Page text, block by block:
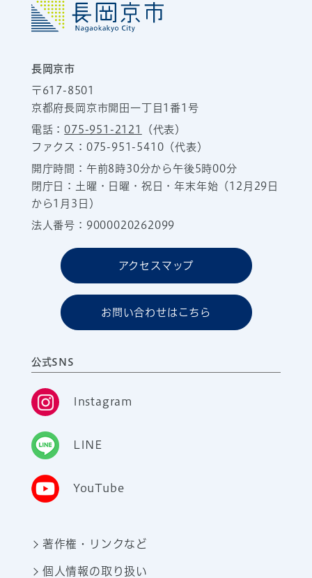
長岡京市
〒617-8501
京都府長岡京市開田一丁目1番1号
電話：075-951-2121
（代表）
ファクス：075-951-5410（代表）
開庁時間：午前8時30分から午後5時00分
閉庁日：土曜・日曜・祝日・年末年始（12月29日
から1月3日）
法人番号：9000020262099
アクセスマップ
お問い合わせはこちら
公式SNS
Instagram
LINE
YouTube
著作権・リンクなど
個人情報の取り扱い